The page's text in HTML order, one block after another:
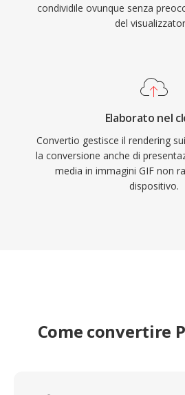
condividile ovunque senza
del
Elaborato nel
Convertio gestisce il rendering
la conversione anche di
media in immagini GIF non
dispositivo.
Come convertire